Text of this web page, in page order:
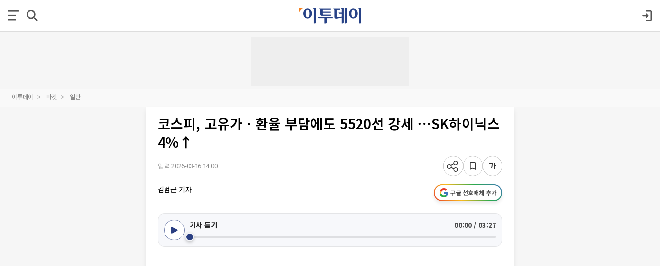
이투데이 마켓 일반
코스피, 고유가ㆍ환율 부담에도 5520선 강세 ⋯SK하이닉스
4%↑
입력 2026-03-16 14:00
김범근 기자 구글 선호매체 추가
기사 듣기 00:00 / 03:27